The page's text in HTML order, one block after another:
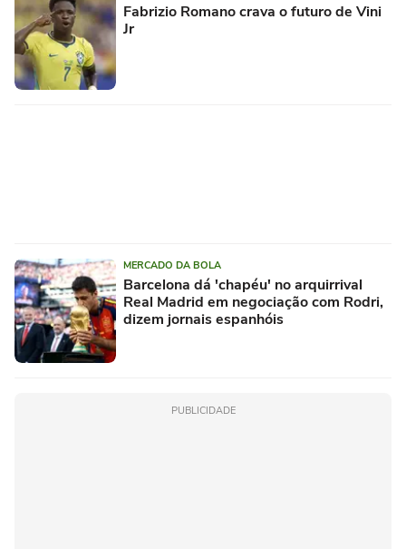
Fabrizio Romano crava o futuro de Vini
Jr
MERCADO DA BOLA
Barcelona dá 'chapéu' no arquirrival
Real Madrid em negociação com Rodri,
dizem jornais espanhóis
PUBLICIDADE